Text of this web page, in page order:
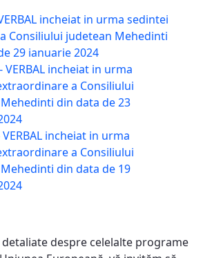
incheiat in urma sedintei
Consiliului judetean Mehedinti
29 ianuarie 2024
- VERBAL incheiat in urma
a Consiliului
din data de 23
VERBAL incheiat in urma
a Consiliului
din data de 19
despre celelalte programe